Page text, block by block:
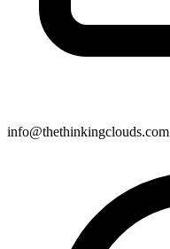
info@thethinkingclouds.com